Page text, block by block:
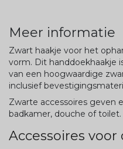
Meer informatie
Zwart haakje voor het
vorm. Dit handdoekhaakje
van een hoogwaardige
inclusief
Zwarte accessoires geven
badkamer, douche of toilet.
Accessoires